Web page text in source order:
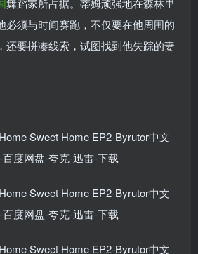
必须与时间赛跑，不仅要在他周围的
还要拼凑线索，试图找到他失踪的妻